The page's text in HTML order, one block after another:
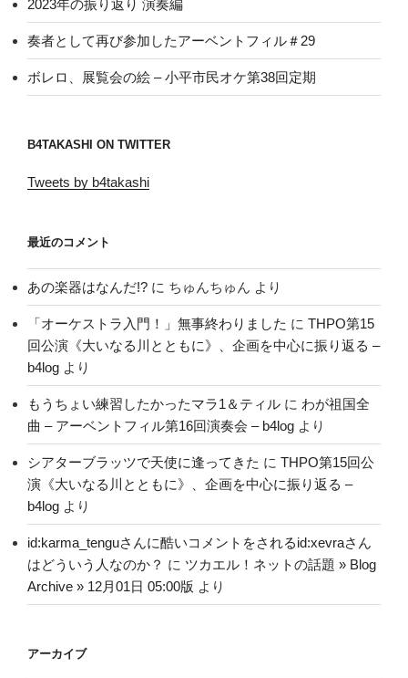
2023年の振り返り 演奏編
奏者として再び参加したアーベントフィル＃29
ボレロ、展覧会の絵 – 小平市民オケ第38回定期
B4TAKASHI ON TWITTER
Tweets by b4takashi
最近のコメント
あの楽器はなんだ!? に ちゅんちゅん より
「オーケストラ入門！」無事終わりました に THPO第15
回公演《大いなる川とともに》、企画を中心に振り返る –
b4log より
もうちょい練習したかったマラ1＆ティル に わが祖国全
曲 – アーベントフィル第16回演奏会 – b4log より
シアターブラッツで天使に逢ってきた に THPO第15回公
演《大いなる川とともに》、企画を中心に振り返る –
b4log より
id:karma_tenguさんに酷いコメントをされるid:xevraさん
はどういう人なのか？ に ツカエル！ネットの話題 » Blog
Archive » 12月01日 05:00版 より
アーカイブ